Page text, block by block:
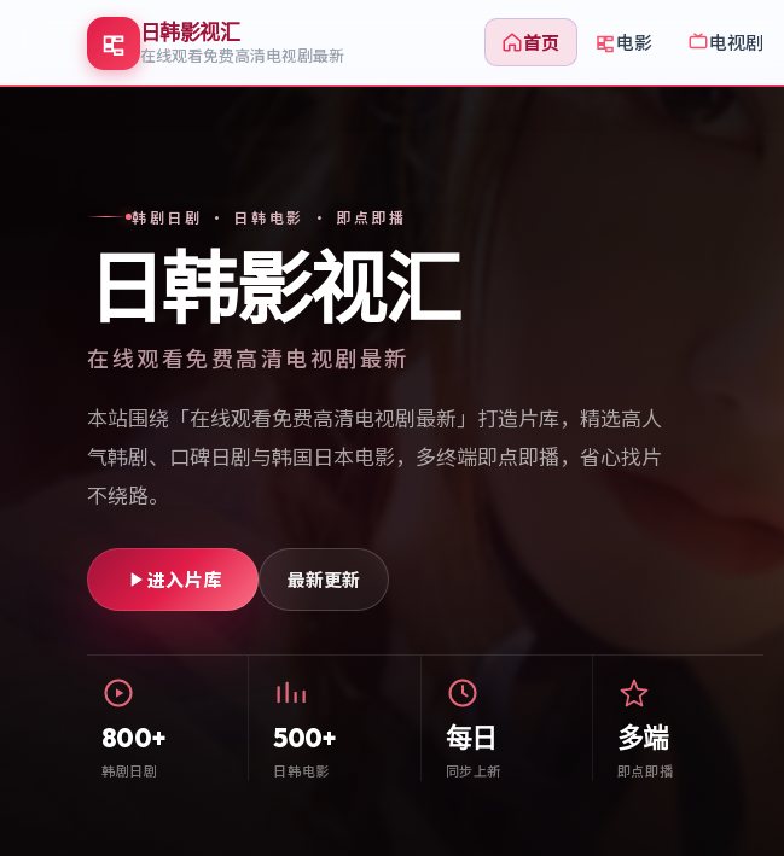
日韩影视汇
在线观看免费高清电视剧最新
首页 电影 电视剧
韩剧日剧 · 日韩电影 · 即点即播
日韩影视汇
在线观看免费高清电视剧最新
本站围绕「在线观看免费高清电视剧最新 」打造片库，精选高人
气韩剧、口碑日剧与韩国日本电影，多终端即点即播，省心找片
不绕路。
进入片库 最新更新
800+
韩剧日剧
500+
日韩电影
每日
同步上新
多端
即点即播